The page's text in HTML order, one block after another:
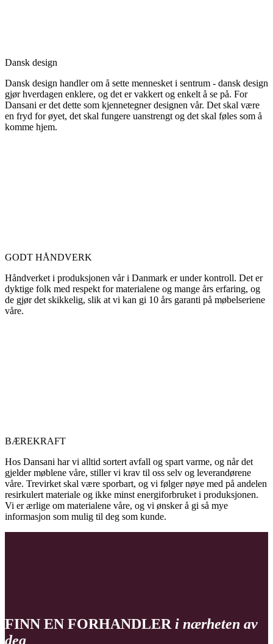
Dansk design
Dansk design handler om å sette mennesket i sentrum - dansk design
gjør hverdagen enklere, og det er vakkert og enkelt å se på. For
Dansani er det dette som kjennetegner designen vår. Det skal være
en fryd for øyet, det skal fungere uanstrengt og det skal føles som å
komme hjem.
GODT HÅNDVERK
Håndverket i produksjonen vår i Danmark er under kontroll. Det er
dyktige folk med respekt for materialene og mange års erfaring, og
de gjør det skikkelig, slik at vi kan gi 10 års garanti på møbelseriene
våre.
BÆREKRAFT
Hos Dansani har vi alltid sortert avfall og spart varme, og når det
gjelder møblene våre, stiller vi krav til oss selv og leverandørene
våre. Trevirket skal være sporbart, og vi følger nøye med på andelen
resirkulert materiale og ikke minst energiforbruket i produksjonen.
Vi er ærlige om materialene våre, og vi ønsker å gi så mye
informasjon som mulig til deg som kunde.
FINN EN FORHANDLER i nærheten av
deg